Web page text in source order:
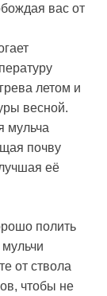
вас от
летом и
весной.
мульча
почву
её
полить
от ствола
чтобы не